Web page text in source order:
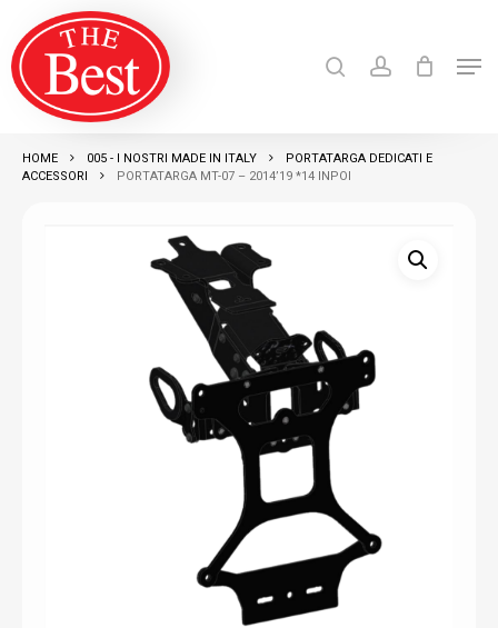
main
content
Products
search
HOME 005 - I NOSTRI MADE IN ITALY
PORTATARGA DEDICATI E
ACCESSORI
PORTATARGA MT-07 – 2014’19 *14 INPOI
Close